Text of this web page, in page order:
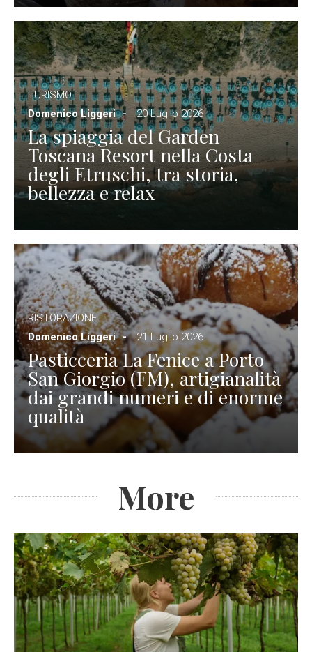
TURISMO
Domenico Liggeri
20 Luglio 2026
La spiaggia del Garden
Toscana Resort nella Costa
degli Etruschi, tra storia,
bellezza e relax
RISTORAZIONE
Domenico Liggeri
21 Luglio 2026
Pasticceria La Fenice a Porto
San Giorgio (FM), artigianalità
dai grandi numeri e di enorme
qualità
More